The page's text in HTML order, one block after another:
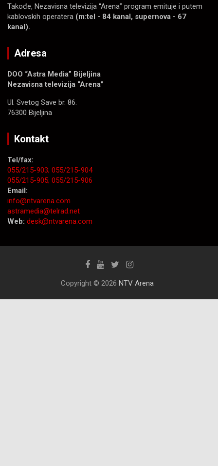
Takođe, Nezavisna televizija “Arena” program emituje i putem
kablovskih operatera (m:tel - 84 kanal, supernova - 67
kanal).
Adresa
DOO “Astra Media” Bijeljina
Nezavisna televizija “Arena”
Ul. Svetog Save br. 86.
76300 Bijeljina
Kontakt
Tel/fax:
055/215-903; 055/215-904
055/215-905; 055/215-906
Email:
info@ntvarena.com
astramedia@telrad.net
Web: desk@ntvarena.com
Copyright © 2026 NTV Arena